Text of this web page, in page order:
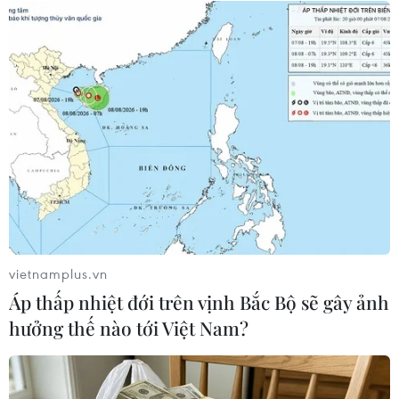
Lượng khách vẫn cao, ngành đường sắt chạy
thêm tàu Thống Nhất, Hải Phòng
PODCAST MỚI NHẤT
vietnamplus.vn
Áp thấp nhiệt đới trên vịnh Bắc Bộ sẽ gây ảnh
hưởng thế nào tới Việt Nam?